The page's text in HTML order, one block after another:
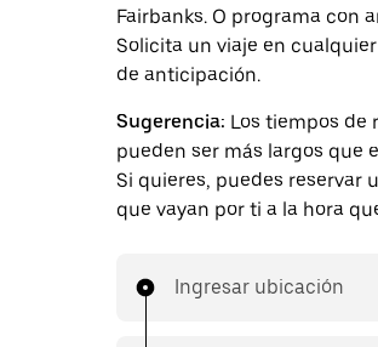
Fairbanks. O programa con
Solicita un viaje en
de anticipación.
Sugerencia: Los tiempos de
pueden ser más largos que
Si quieres, puedes reservar
que vayan por ti a la hora
Ingresar ubicación